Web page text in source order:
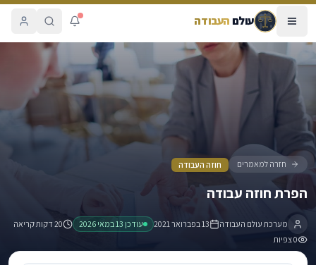
עולםהעבודה
הפרת חוזה עבודה
חזרה למאמרים חוזה העבודה
הפרת חוזה עבודה
מערכת עולם העבודה 13 בפברואר 2021 עודכן 13 במאי 2026
20 דקות קריאה
0צפיות